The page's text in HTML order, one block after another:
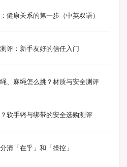
健康关系的第一步（中英双语）
评：新手友好的信任入门
、麻绳怎么挑？材质与安全测评
软手铐与绑带的安全选购测评
清「在乎」和「操控」